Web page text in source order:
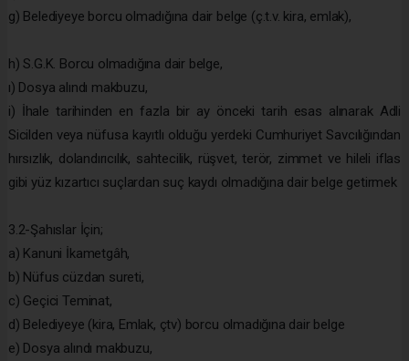
g) Belediyeye borcu olmadığına dair belge (ç.t.v. kira, emlak),
h) S.G.K. Borcu olmadığına dair belge,
ı) Dosya alındı makbuzu,
i) İhale tarihinden en fazla bir ay önceki tarih esas alınarak Adli
Sicilden veya nüfusa kayıtlı olduğu yerdeki Cumhuriyet Savcılığından
hırsızlık, dolandırıcılık, sahtecilik, rüşvet, terör, zimmet ve hileli iflas
gibi yüz kızartıcı suçlardan suç kaydı olmadığına dair belge getirmek
3.2-Şahıslar İçin;
a) Kanuni İkametgâh,
b) Nüfus cüzdan sureti,
c) Geçici Teminat,
d) Belediyeye (kira, Emlak, çtv) borcu olmadığına dair belge
e) Dosya alındı makbuzu,